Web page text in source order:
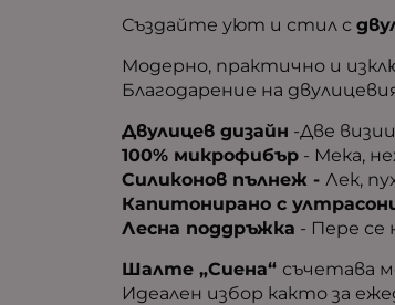
Създайте уют и стил с
Модерно, практично и
Благодарение на
Двулицев дизайн -Две
100% микрофибър - Мека,
Силиконов пълнеж -Лек,
Капитонирано с
Лесна поддръжка - Пере се
Шалте „Сиена“ съчетава
Идеален избор както за